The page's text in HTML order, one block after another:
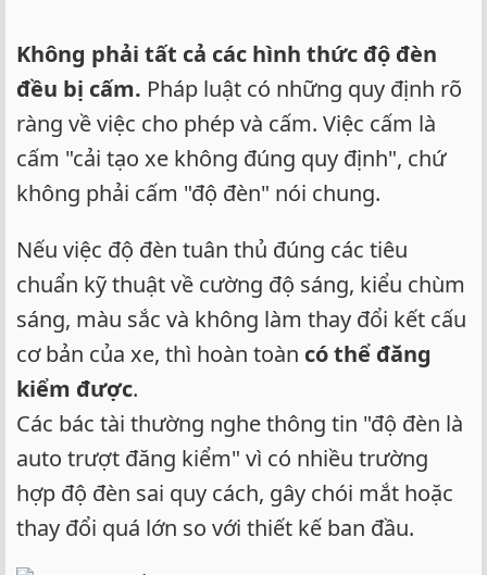
Không phải tất cả các hình thức độ đèn
đều bị cấm. Pháp luật có những quy định rõ
ràng về việc cho phép và cấm. Việc cấm là
cấm "cải tạo xe không đúng quy định", chứ
không phải cấm "độ đèn" nói chung.
Nếu việc độ đèn tuân thủ đúng các tiêu
chuẩn kỹ thuật về cường độ sáng, kiểu chùm
sáng, màu sắc và không làm thay đổi kết cấu
cơ bản của xe, thì hoàn toàn có thể đăng
kiểm được.
Các bác tài thường nghe thông tin "độ đèn là
auto trượt đăng kiểm" vì có nhiều trường
hợp độ đèn sai quy cách, gây chói mắt hoặc
thay đổi quá lớn so với thiết kế ban đầu.